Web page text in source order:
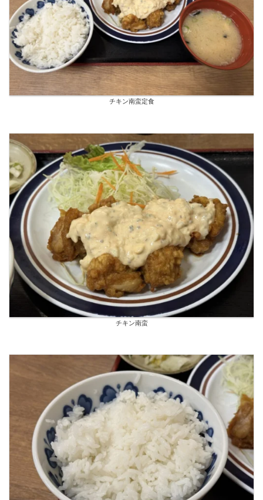
チキン南蛮定食
チキン南蛮